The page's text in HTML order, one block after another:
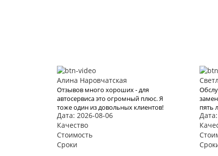
Алина Наровчатская
Отзывов много хороших - для
автосервиса это огромный плюс. Я
тоже один из довольных клиентов!
Перечислять достоинства не буду,
всё и так уже давно написали до
меня. Ремонтировал автомобиль
Кузовной ремонт Ford Mondeo 2015-
2019
Дата: 2026-08-06
Качество
Стоимость
Сроки
пять
ТО